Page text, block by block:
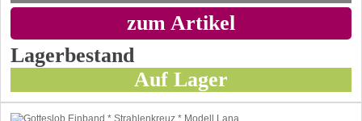
zum Artikel
Lagerbestand
Auf Lager